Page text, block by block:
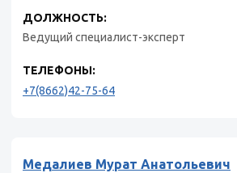
ДОЛЖНОСТЬ:
Ведущий специалист-эксперт
ТЕЛЕФОНЫ:
+7(8662)42-75-64
Медалиев Мурат Анатольевич